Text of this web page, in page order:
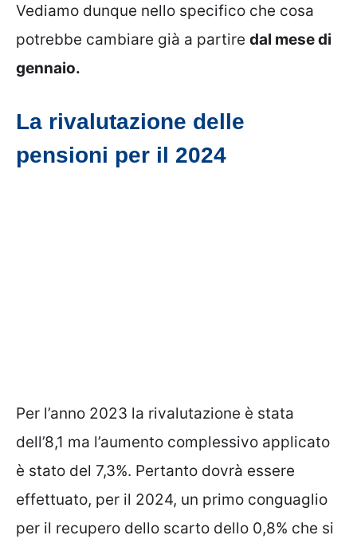
Vediamo dunque nello specifico che cosa
potrebbe cambiare già a partire dal mese di
gennaio.
La rivalutazione delle
pensioni per il 2024
Per l’anno 2023 la rivalutazione è stata
dell’8,1 ma l’aumento complessivo applicato
è stato del 7,3%. Pertanto dovrà essere
effettuato, per il 2024, un primo conguaglio
per il recupero dello scarto dello 0,8% che si